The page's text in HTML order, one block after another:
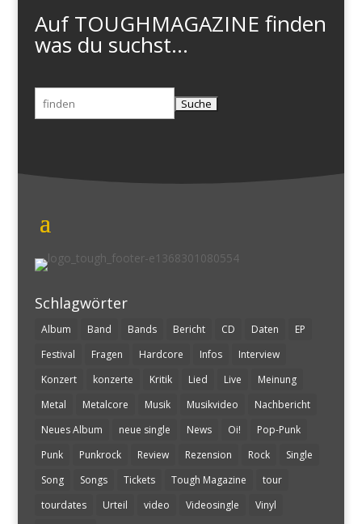
Auf TOUGHMAGAZINE finden
was du suchst...
Suchen
nach:
Schlagwörter
Album Band Bands Bericht CD Daten
EP
Festival
Fragen Hardcore Infos
Interview
Konzert
konzerte Kritik Lied Live
Meinung
Metal
Metalcore Musik Musikvideo
Nachbericht
Neues Album
neue single News Oi!
Pop-Punk
Punk
Punkrock Review Rezension Rock
Single
Song
Songs Tickets Tough Magazine
tour
tourdates
Urteil video Videosingle
Vinyl